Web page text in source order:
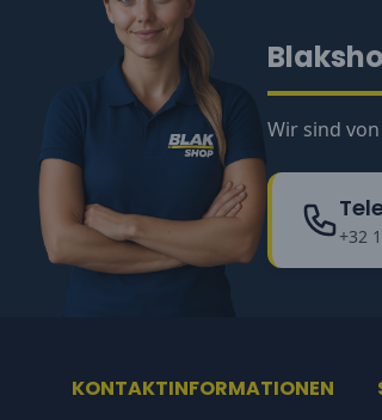
Wir sind
+32
KONTAKTINFORMATIONEN